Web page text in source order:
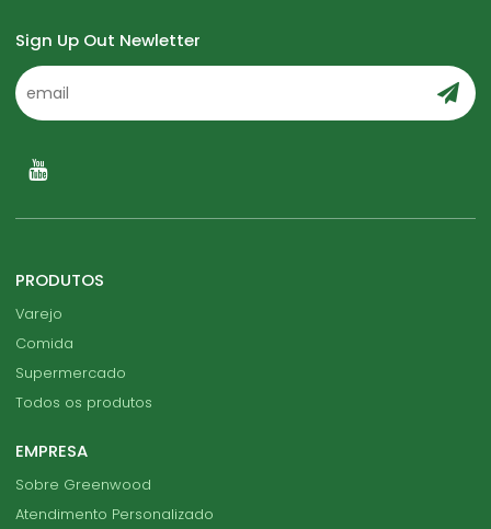
Sign Up Out Newletter
PRODUTOS
Varejo
Comida
Supermercado
Todos os produtos
EMPRESA
Sobre Greenwood
Atendimento Personalizado